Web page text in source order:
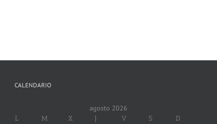
CALENDARIO
agosto 2026
L M X J V S D